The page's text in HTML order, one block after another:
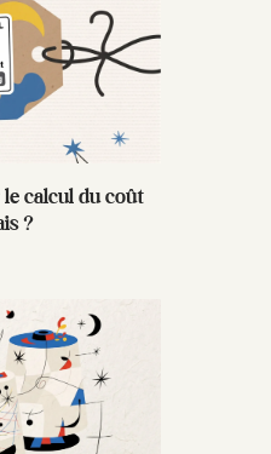
calcul du coût
?